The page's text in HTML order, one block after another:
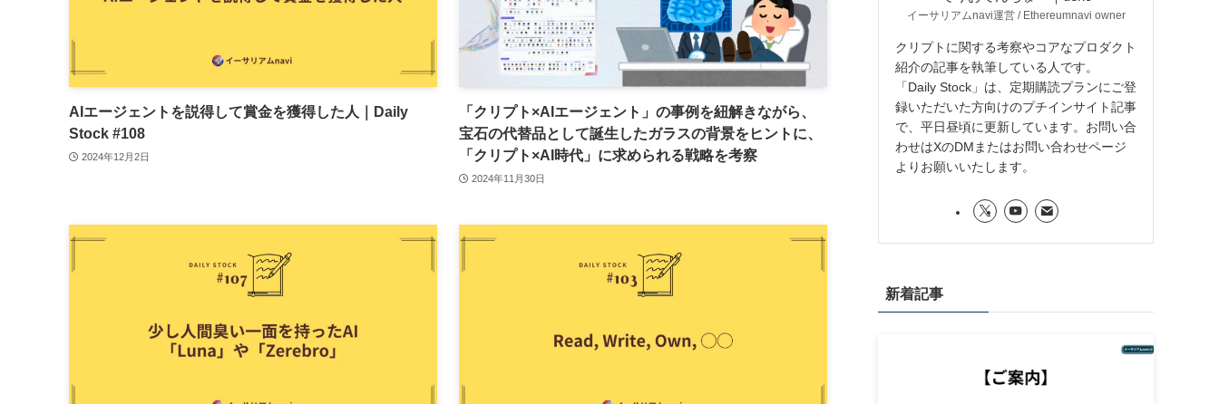
AIエージェントを説得して賞金を獲得した人｜Daily
Stock #108
2024年12月2日
「クリプト×AIエージェント」の事例を紐解きながら、
宝石の代替品として誕生したガラスの背景をヒントに、
「クリプト×AI時代」に求められる戦略を考察
2024年11月30日
イーサリアムnavi運営 / Ethereumnavi owner
クリプトに関する考察やコアなプロダクト
紹介の記事を執筆している人です。
「Daily Stock」は、定期購読プランにご登
録いただいた方向けのプチインサイト記事
で、平日昼頃に更新しています。お問い合
わせはXのDMまたはお問い合わせページ
よりお願いいたします。
新着記事